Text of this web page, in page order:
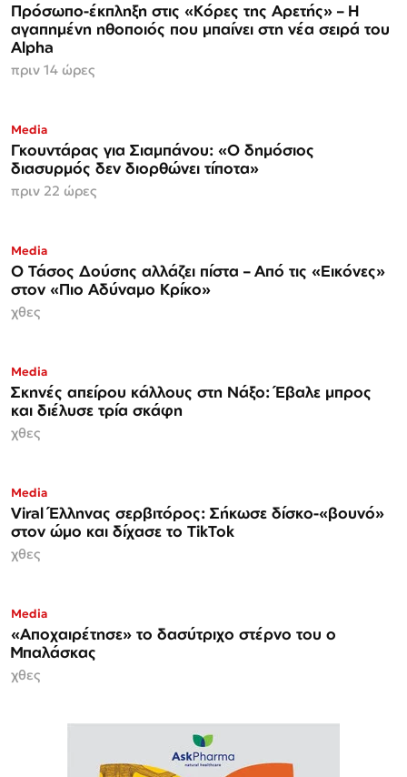
Πρόσωπο-έκπληξη στις «Κόρες της Αρετής» – Η
αγαπημένη ηθοποιός που μπαίνει στη νέα σειρά του
Alpha
πριν 14 ώρες
Media
Γκουντάρας για Σιαμπάνου: «Ο δημόσιος
διασυρμός δεν διορθώνει τίποτα»
πριν 22 ώρες
Media
Ο Τάσος Δούσης αλλάζει πίστα – Από τις «Εικόνες»
στον «Πιο Αδύναμο Κρίκο»
χθες
Media
Σκηνές απείρου κάλλους στη Νάξο: Έβαλε μπρος
και διέλυσε τρία σκάφη
χθες
Media
Viral Έλληνας σερβιτόρος: Σήκωσε δίσκο-«βουνό»
στον ώμο και δίχασε το TikTok
χθες
Media
«Αποχαιρέτησε» το δασύτριχο στέρνο του ο
Μπαλάσκας
χθες